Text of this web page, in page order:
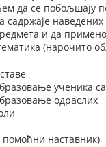
да се побољшају
наведених
и да
(нарочито
ученика
одраслих
наставник)